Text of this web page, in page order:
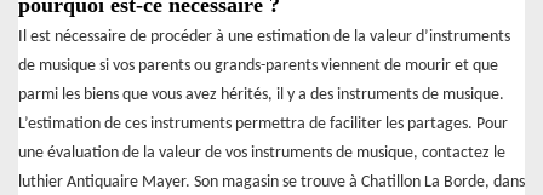
pourquoi est-ce nécessaire ?
Il est nécessaire de procéder à une estimation de la valeur d’instruments
de musique si vos parents ou grands-parents viennent de mourir et que
parmi les biens que vous avez hérités, il y a des instruments de musique.
L’estimation de ces instruments permettra de faciliter les partages. Pour
une évaluation de la valeur de vos instruments de musique, contactez le
luthier Antiquaire Mayer. Son magasin se trouve à Chatillon La Borde, dans